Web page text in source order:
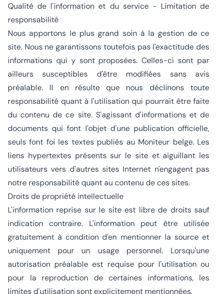
Qualité de l'information et du service - Limitation de
responsabilité
Nous apportons le plus grand soin à la gestion de ce
site. Nous ne garantissons toutefois pas l'exactitude des
informations qui y sont proposées. Celles-ci sont par
ailleurs susceptibles d'être modifiées sans avis
préalable. Il en résulte que nous déclinons toute
responsabilité quant à l'utilisation qui pourrait être faite
du contenu de ce site. S'agissant d'informations et de
documents qui font l'objet d'une publication officielle,
seuls font foi les textes publiés au Moniteur belge. Les
liens hypertextes présents sur le site et aiguillant les
utilisateurs vers d'autres sites Internet n'engagent pas
notre responsabilité quant au contenu de ces sites.
Droits de propriété intellectuelle
L'information reprise sur le site est libre de droits sauf
indication contraire. L'information peut être utilisée
gratuitement à condition d'en mentionner la source et
uniquement pour un usage personnel. Lorsqu'une
autorisation préalable est requise pour l'utilisation ou
pour la reproduction de certaines informations, les
limites d'utilisation sont explicitement mentionnées.